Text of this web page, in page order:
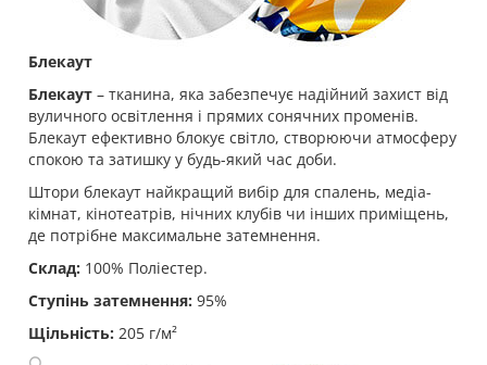
Блекаут
Блекаут – тканина, яка забезпечує надійний захист від
вуличного освітлення і прямих сонячних променів.
Блекаут ефективно блокує світло, створюючи атмосферу
спокою та затишку у будь-який час доби.
Штори блекаут найкращий вибір для спалень, медіа-
кімнат, кінотеатрів, нічних клубів чи інших приміщень,
де потрібне максимальне затемнення.
Склад: 100% Поліестер.
Ступінь затемнення: 95%
Щільність: 205 г/м²